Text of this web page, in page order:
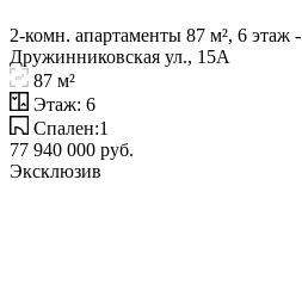
2-комн. апартаменты 87 м², 6 этаж
Дружинниковская ул., 15А
87 м²
Этаж: 6
Спален:1
77 940 000 руб.
Эксклюзив